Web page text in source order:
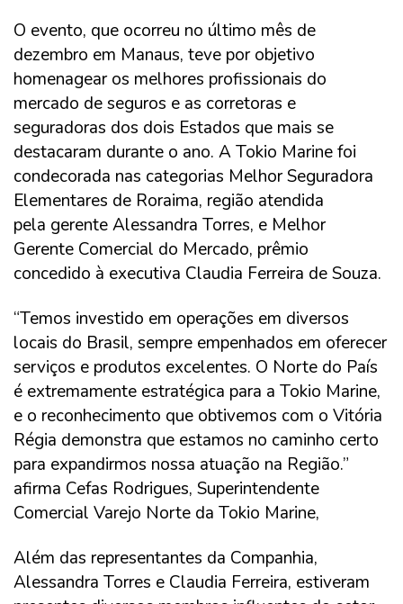
O evento, que ocorreu no último mês de
dezembro em Manaus, teve por objetivo
homenagear os melhores profissionais do
mercado de seguros e as corretoras e
seguradoras dos dois Estados que mais se
destacaram durante o ano. A Tokio Marine foi
condecorada nas categorias Melhor Seguradora
Elementares de Roraima, região atendida
pela gerente Alessandra Torres, e Melhor
Gerente Comercial do Mercado, prêmio
concedido à executiva Claudia Ferreira de Souza.
“Temos investido em operações em diversos
locais do Brasil, sempre empenhados em oferecer
serviços e produtos excelentes. O Norte do País
é extremamente estratégica para a Tokio Marine,
e o reconhecimento que obtivemos com o Vitória
Régia demonstra que estamos no caminho certo
para expandirmos nossa atuação na Região.”
afirma Cefas Rodrigues, Superintendente
Comercial Varejo Norte da Tokio Marine,
Além das representantes da Companhia,
Alessandra Torres e Claudia Ferreira, estiveram